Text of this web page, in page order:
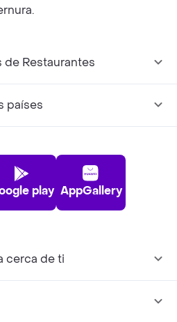
de Restaurantes
países
play AppGallery
cerca de ti